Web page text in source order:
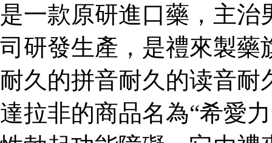
是一款原研進口藥，主
司研發生產，是禮來製藥
耐久的拼音耐久的读音
達拉非的商品名為“希愛